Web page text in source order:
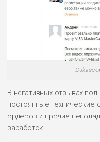
В негативных отзывах
постоянные технические
ордеров и прочие
заработок.